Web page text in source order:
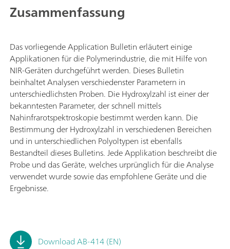
Zusammenfassung
Das vorliegende Application Bulletin erläutert einige
Applikationen für die Polymerindustrie, die mit Hilfe von
NIR-Geräten durchgeführt werden. Dieses Bulletin
beinhaltet Analysen verschiedenster Parametern in
unterschiedlichsten Proben. Die Hydroxylzahl ist einer der
bekanntesten Parameter, der schnell mittels
Nahinfrarotspektroskopie bestimmt werden kann. Die
Bestimmung der Hydroxylzahl in verschiedenen Bereichen
und in unterschiedlichen Polyoltypen ist ebenfalls
Bestandteil dieses Bulletins. Jede Applikation beschreibt die
Probe und das Geräte, welches urprünglich für die Analyse
verwendet wurde sowie das empfohlene Geräte und die
Ergebnisse.
Download AB-414 (EN)